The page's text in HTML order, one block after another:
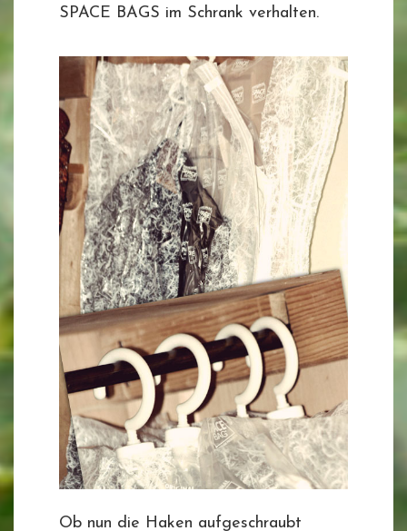
SPACE BAGS im Schrank verhalten.
Ob nun die Haken aufgeschraubt